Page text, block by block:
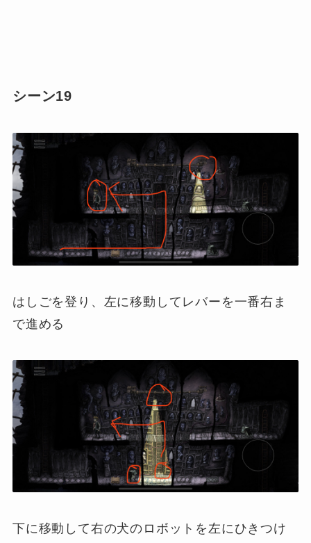
シーン19
はしごを登り、左に移動してレバーを一番右ま
で進める
下に移動して右の犬のロボットを左にひきつけ